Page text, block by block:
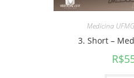
Medicina
3. Short –
R$